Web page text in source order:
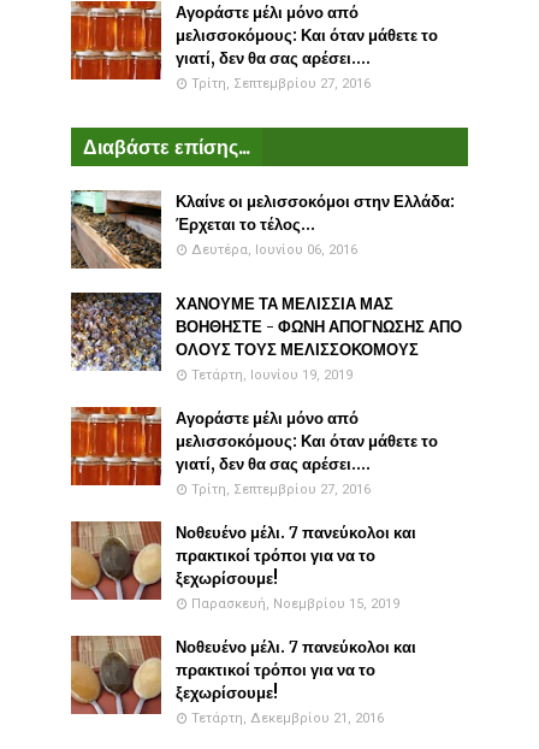
Αγοράστε μέλι μόνο από
μελισσοκόμους: Και όταν μάθετε το
γιατί, δεν θα σας αρέσει....
Τρίτη, Σεπτεμβρίου 27, 2016
Διαβάστε επίσης...
Κλαίνε οι μελισσοκόμοι στην Ελλάδα:
Έρχεται το τέλος...
Δευτέρα, Ιουνίου 06, 2016
ΧΑΝΟΥΜΕ ΤΑ ΜΕΛΙΣΣΙΑ ΜΑΣ
ΒΟΗΘΗΣΤΕ - ΦΩΝΗ ΑΠΟΓΝΩΣΗΣ ΑΠΟ
ΟΛΟΥΣ ΤΟΥΣ ΜΕΛΙΣΣΟΚΟΜΟΥΣ
Τετάρτη, Ιουνίου 19, 2019
Αγοράστε μέλι μόνο από
μελισσοκόμους: Και όταν μάθετε το
γιατί, δεν θα σας αρέσει....
Τρίτη, Σεπτεμβρίου 27, 2016
Νοθευένο μέλι. 7 πανεύκολοι και
πρακτικοί τρόποι για να το
ξεχωρίσουμε!
Παρασκευή, Νοεμβρίου 15, 2019
Νοθευένο μέλι. 7 πανεύκολοι και
πρακτικοί τρόποι για να το
ξεχωρίσουμε!
Τετάρτη, Δεκεμβρίου 21, 2016